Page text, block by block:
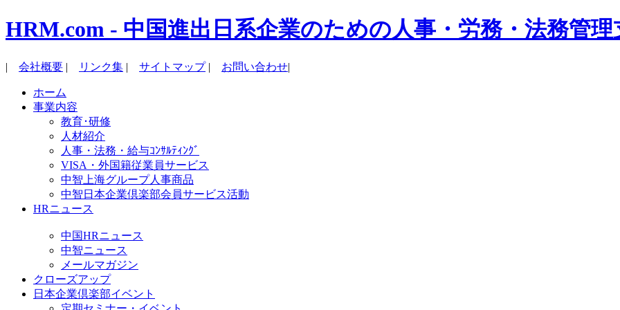
HRM.com - 中国進出日系企業のための人事・労務・法務管理
| 会社概要 | リンク集 | サイトマップ| お問い合わせ|
ホーム
事業内容
教育･研修
人材紹介
人事・法務・給与ｺﾝｻﾙﾃｨﾝｸﾞ
VISA・外国籍従業員サービス
中智上海グループ人事商品
中智日本企業倶楽部会員サービス活動
HRニュース
中国HRニュース
中智ニュース
メールマガジン
クローズアップ
日本企業倶楽部イベント